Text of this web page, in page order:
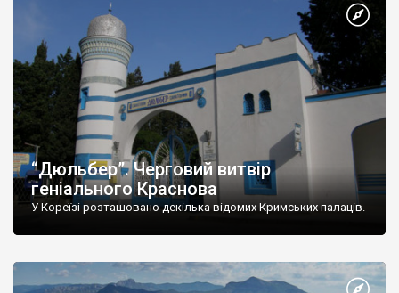
“Дюльбер”. Черговий витвір
геніального Краснова
У Кореїзі розташовано декілька відомих Кримських палаців.